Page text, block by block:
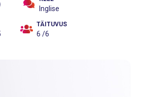
Inglise
TÄITUVUS
6 /6